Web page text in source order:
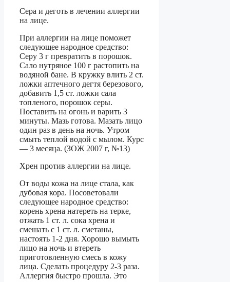
Сера и деготь в лечении аллергии
на лице.
При аллергии на лице поможет
следующее народное средство:
Серу 3 г превратить в порошок.
Сало нутряное 100 г растопить на
водяной бане. В кружку влить 2 ст.
ложки аптечного дегтя березового,
добавить 1,5 ст. ложки сала
топленого, порошок серы.
Поставить на огонь и варить 3
минуты. Мазь готова. Мазать лицо
один раз в день на ночь. Утром
смыть теплой водой с мылом. Курс
— 3 месяца. (ЗОЖ 2007 г, №13)
Хрен против аллергии на лице.
От воды кожа на лице стала, как
дубовая кора. Посоветовали
следующее народное средство:
корень хрена натереть на терке,
отжать 1 ст. л. сока хрена и
смешать с 1 ст. л. сметаны,
настоять 1-2 дня. Хорошо вымыть
лицо на ночь и втереть
приготовленную смесь в кожу
лица. Сделать процедуру 2-3 раза.
Аллергия быстро прошла. Это